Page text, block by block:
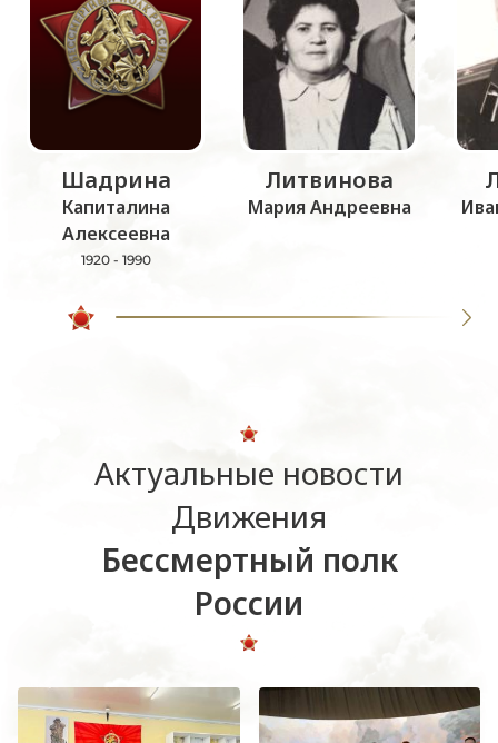
Шадрина
Капиталина
Алексеевна
1920 - 1990
Литвинова
Мария Андреевна
Актуальные новости
Движения
Бессмертный полк
России